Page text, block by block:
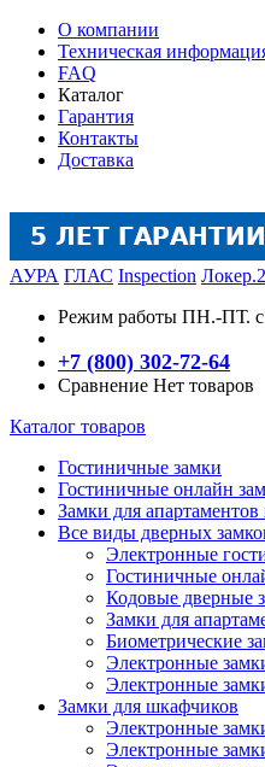
О компании
Техническая
FAQ
Каталог
Гарантия
Контакты
Доставка
АУРА ГЛАС Inspection Локер.2
Режим работы ПН.-ПТ. с
+7 (800) 302-72-64
Сравнение Нет товаров
Каталог товаров
Гостиничные замки
Гостиничные онлайн
Замки для
Все виды дверных
Электронные
Гостиничные
Кодовые дверные
Замки для
Биометрические
Электронные
Электронные
Замки для шкафчиков
Электронные
Электронные